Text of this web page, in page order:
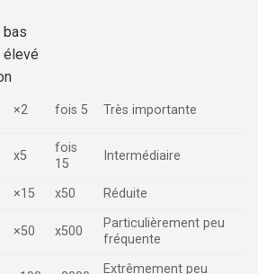
élevé
×2 fois 5 Très importante
x5
fois
15
Intermédiaire
×15 x50 Réduite
×50 x500
Particulièrement peu
fréquente
Extrêmement peu